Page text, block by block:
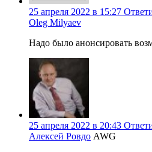
25 апреля 2022 в 15:27
Oleg Milyaev
Надо было анонсировать
25 апреля 2022 в 20:43
Алексей Ровдо AWG